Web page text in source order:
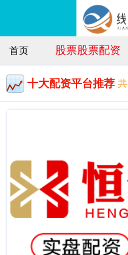
首页 股票股票配资
十大配资平台推荐 共